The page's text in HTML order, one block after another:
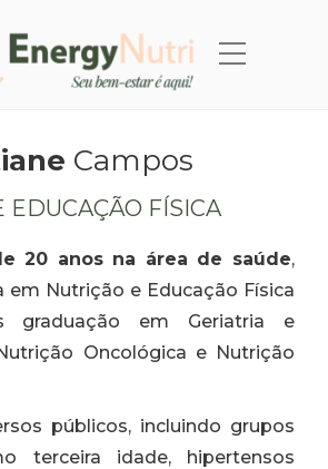
Campos
EDUCAÇÃO FÍSICA
20 anos na área de saúde,
em Nutrição e Educação Física
graduação em Geriatria e
Oncológica e Nutrição
públicos, incluindo grupos
terceira idade, hipertensos